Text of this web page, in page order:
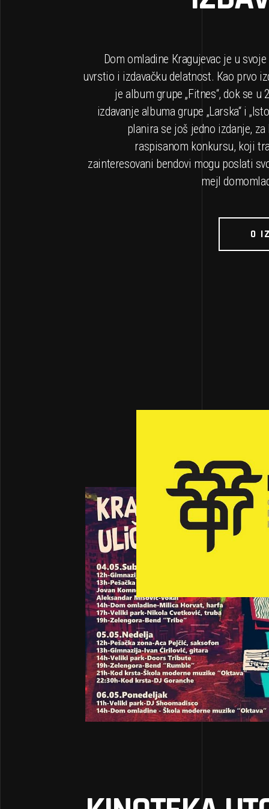
Dom omladine Кragujevac je u
uvrstio i izdavačku delatnost. Кao prvo
je album grupe „Fitnes“, dok se
izdavanje albuma grupe „Larska“ i
planira se još jedno izdanje,
raspisanom konkursu, koji
zainteresovani bendovi mogu poslati
mejl
O